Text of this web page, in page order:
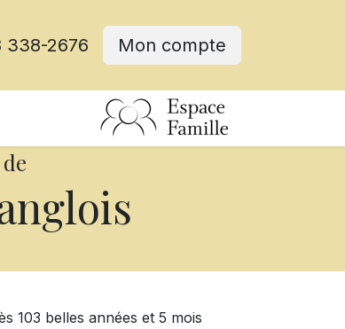
338-2676 Mon compte
103 belles années et 5 mois